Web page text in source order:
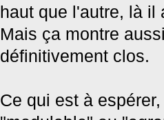
haut que l'autre, là il
Mais ça montre
définitivement clos.
Ce qui est à